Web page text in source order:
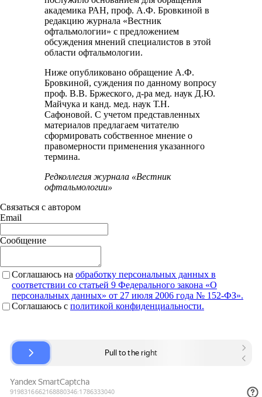
академика РАН, проф. А.Ф. Бровкиной в
редакцию журнала «Вестник
офтальмологии» с предложением
обсуждения мнений специалистов в этой
области офтальмологии.
Ниже опубликовано обращение А.Ф.
Бровкиной, суждения по данному вопросу
проф. В.В. Бржеского, д-ра мед. наук Д.Ю.
Майчука и канд. мед. наук Т.Н.
Сафоновой. С учетом представленных
материалов предлагаем читателю
сформировать собственное мнение о
правомерности применения указанного
термина.
Редколлегия журнала «Вестник
офтальмологии»
Связаться с автором
Email
Сообщение
Соглашаюсь на обработку персональных данных в
соответствии со статьей 9 Федерального закона «О
персональных данных» от 27 июля 2006 года № 152-ФЗ».
Соглашаюсь c политикой конфиденциальности.